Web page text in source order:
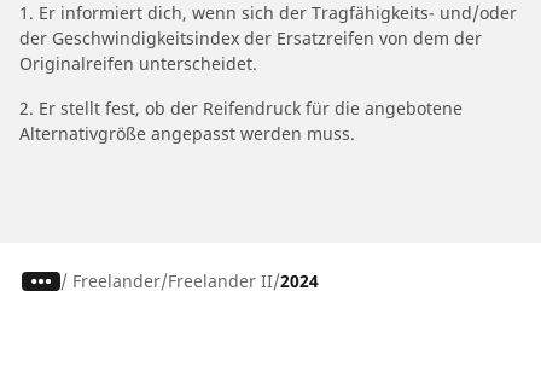
1. Er informiert dich, wenn sich der Tragfähigkeits- und/oder
der Geschwindigkeitsindex der Ersatzreifen von dem der
Originalreifen unterscheidet.
2. Er stellt fest, ob der Reifendruck für die angebotene
Alternativgröße angepasst werden muss.
/ Freelander Freelander II 2024